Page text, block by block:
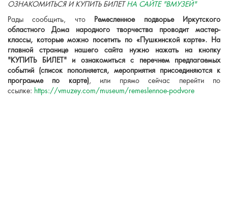
ОЗНАКОМИТЬСЯ И КУПИТЬ БИЛЕТНА САЙТЕ "ВМУЗЕЙ"
Рады сообщить, чтоРемесленное подворье Иркутского
областного Дома народного творчества проводит мастер-
классы, которые можно посетить по «Пушкинской карте». На
главной странице нашего сайта нужно нажать на кнопку
"КУПИТЬ БИЛЕТ" и ознакомиться с перечнем предлагаемых
событий (список пополняется, мероприятия присоединяются к
программе по карте), или прямо сейчас перейти по
ссылке: https://vmuzey.com/museum/remeslennoe-podvore